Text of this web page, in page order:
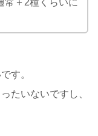
常＋2種くらいに
す。
たいないですし、